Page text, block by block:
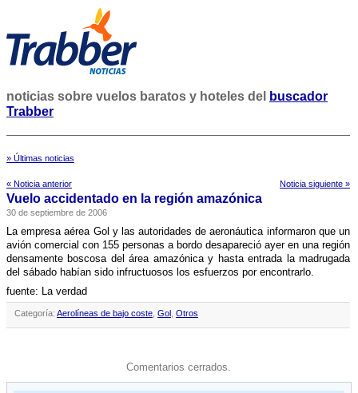
noticias sobre vuelos baratos y hoteles del
buscador
Trabber
» Últimas noticias
« Noticia anterior Noticia siguiente »
Vuelo accidentado en la región amazónica
30 de septiembre de 2006
La empresa aérea Gol y las autoridades de aeronáutica informaron que un
avión comercial con 155 personas a bordo desapareció ayer en una región
densamente boscosa del área amazónica y hasta entrada la madrugada
del sábado habí­an sido infructuosos los esfuerzos por encontrarlo.
fuente: La verdad
Categoría: Aerolíneas de bajo coste Gol Otros
Comentarios cerrados.